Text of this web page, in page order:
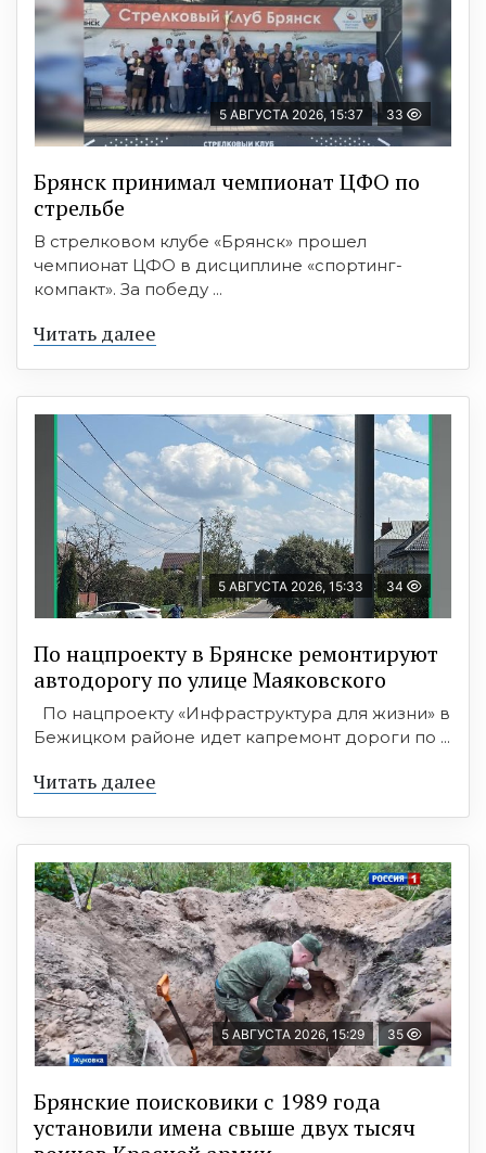
5 АВГУСТА 2026, 15:37 33
Брянск принимал чемпионат ЦФО по
стрельбе
В стрелковом клубе «Брянск» прошел
чемпионат ЦФО в дисциплине «спортинг-
компакт». За победу ...
Читать далее
5 АВГУСТА 2026, 15:33 34
По нацпроекту в Брянске ремонтируют
автодорогу по улице Маяковского
По нацпроекту «Инфраструктура для жизни» в
Бежицком районе идет капремонт дороги по ...
Читать далее
5 АВГУСТА 2026, 15:29 35
Брянские поисковики с 1989 года
установили имена свыше двух тысяч